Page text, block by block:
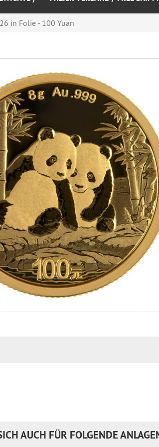
in Folie - 100 Yuan
AUCH FÜR FOLGENDE